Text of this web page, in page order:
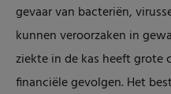
gevaar van bacteriën,
kunnen veroorzaken in
ziekte in de kas heeft grote
financiële gevolgen. Het